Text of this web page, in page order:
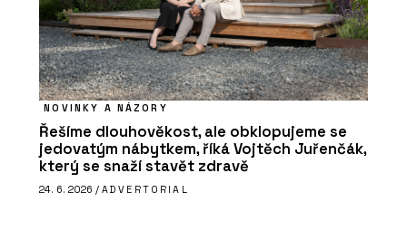
NOVINKY A NÁZORY
Řešíme dlouhověkost, ale obklopujeme se
jedovatým nábytkem, říká Vojtěch Juřenčák,
který se snaží stavět zdravě
24. 6. 2026 / ADVERTORIAL